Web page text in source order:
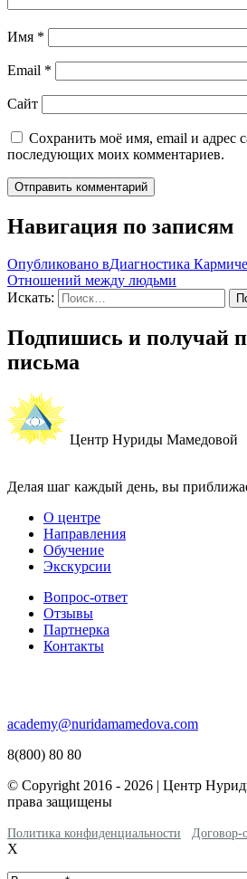
Имя *
Email *
Сайт
Сохранить моё имя, email и адрес
последующих моих комментариев.
Навигация по записям
Опубликовано вДиагностика
Отношений между людьми
Искать:
Подпишись и получай
письма
Центр Нуриды Мамедовой
Делая шаг каждый день, вы
О центре
Направления
Обучение
Экскурсии
Вопрос-ответ
Отзывы
Партнерка
Контакты
academy@nuridamamedova.com
8(800) 80 80
© Copyright 2016 - 2026 | Центр
права защищены
Политика конфиденциальности Договор-
X